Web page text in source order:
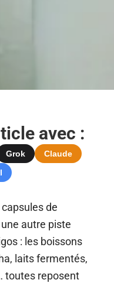
avec :
Grok
Claude
capsules de
autre piste
: les boissons
laits fermentés,
toutes reposent